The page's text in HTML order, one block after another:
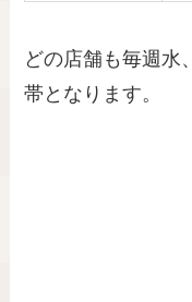
どの店舗も毎週水
帯となります。